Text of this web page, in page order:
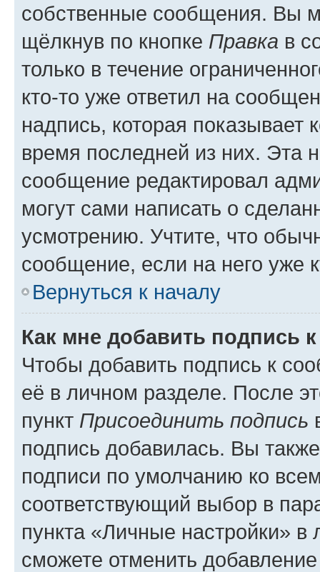
собственные сообщения. Вы
щёлкнув по кнопке Правка в
только в течение
кто-то уже ответил на
надпись, которая показывает
время последней из них. Эта
сообщение редактировал
могут сами написать о
усмотрению. Учтите, что
сообщение, если на него уже
Вернуться к началу
Как мне добавить подпись
Чтобы добавить подпись к
её в личном разделе. После
пункт Присоединить подпись
подпись добавилась. Вы
подписи по умолчанию ко
соответствующий выбор в
пункта «Личные настройки»
сможете отменить